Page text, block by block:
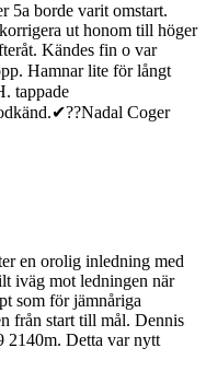
5a borde varit omstart.
ut honom till höger
Kändes fin o var
Hamnar lite för långt
tappade
Coger
en orolig inledning med
iväg mot ledningen när
som för jämnåriga
från start till mål. Dennis
2140m. Detta var nytt